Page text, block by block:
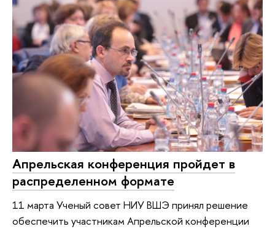
Апрельская конференция пройдет в
распределенном формате
11 марта Ученый совет НИУ ВШЭ принял решение
обеспечить участникам Апрельской конференции